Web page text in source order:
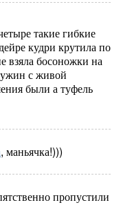
такие гибкие
кудри крутила по
взяла босоножки на
ужин с живой
были а туфель
, маньячка!)))
пропустили